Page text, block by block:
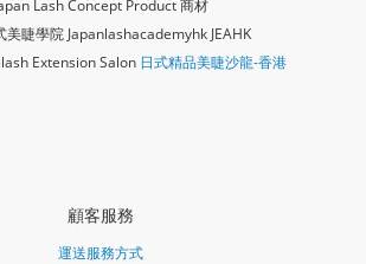
Lash Concept Product 商材
美睫學院 Japanlashacademyhk JEAHK
Extension Salon 日式精品美睫沙龍-香港
顧客服務
運送服務方式